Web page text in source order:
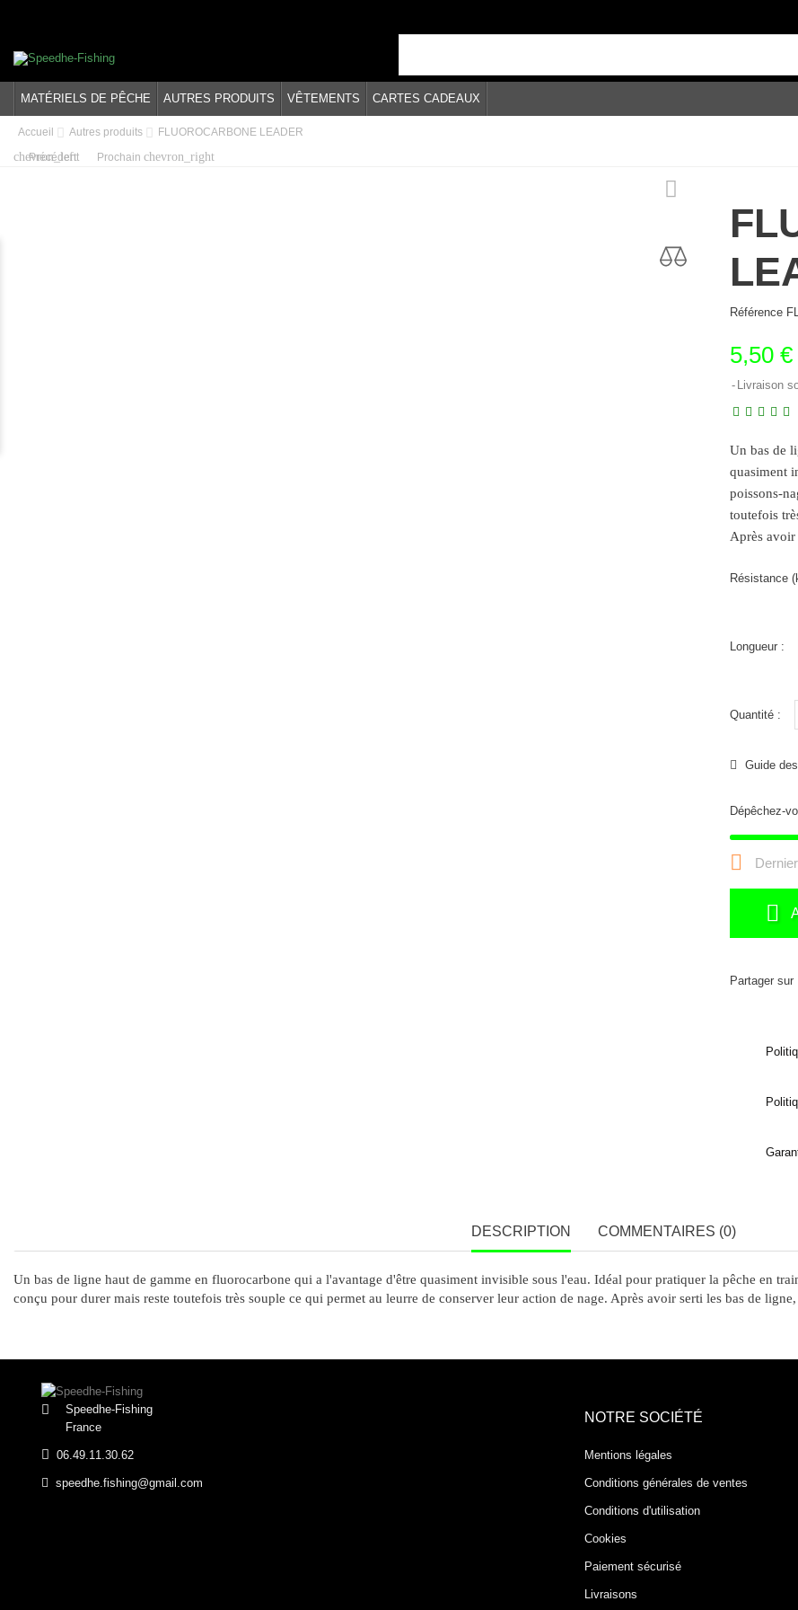
MATÉRIELS DE PÊCHE AUTRES PRODUITS VÊTEMENTS CARTES CADEAUX
Accueil Autres produits FLUOROCARBONE LEADER
chevron_left
Précédent Prochain chevron_right
Référence
5,50 €
Livraison
Un bas de
quasiment
poissons-
toutefois
Après
Résistance
Longueur :
Quantité :
Guide
Dépêchez-

Partager sur
DESCRIPTION COMMENTAIRES (0)
Un bas de ligne haut de gamme en fluorocarbone qui a l'avantage d'être quasiment invisible sous l'eau. Idéal pour pratiquer la pêche en
conçu pour durer mais reste toutefois très souple ce qui permet au leurre de conserver leur action de nage. Après avoir serti les bas de
Speedhe-Fishing
France
06.49.11.30.62
speedhe.fishing@gmail.com
NOTRE SOCIÉTÉ
Mentions légales
Conditions générales de ventes
Conditions d'utilisation
Cookies
Paiement sécurisé
Livraisons